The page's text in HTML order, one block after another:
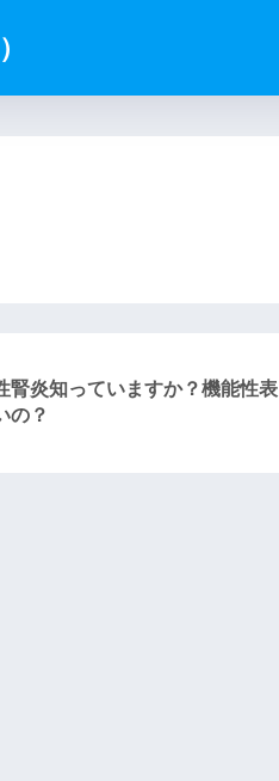
腎炎知っていますか？機能性表
の？